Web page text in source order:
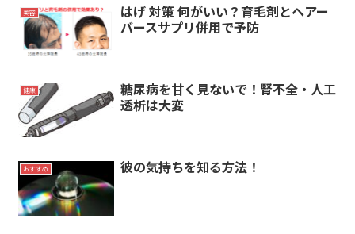
美容
はげ 対策 何がいい？育毛剤とヘアー
バースサプリ併用で予防
健康
糖尿病を甘く見ないで！腎不全・人工
透析は大変
おすすめ 彼の気持ちを知る方法！